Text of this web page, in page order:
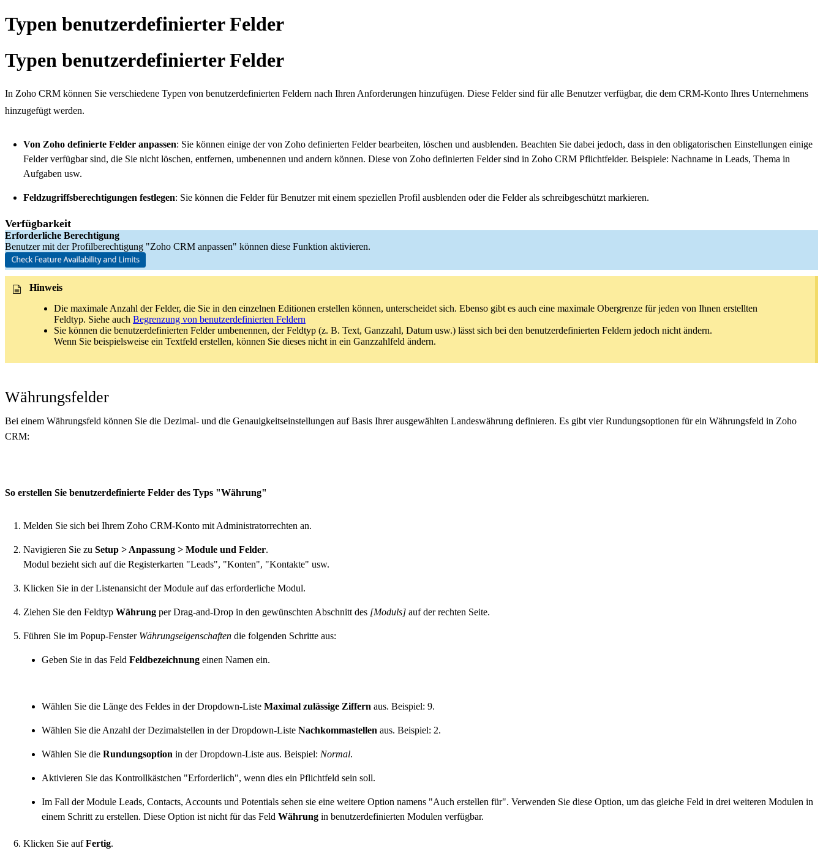
Typen benutzerdefinierter Felder
Typen benutzerdefinierter Felder
In Zoho CRM können Sie verschiedene Typen von benutzerdefinierten Feldern nach Ihren Anforderungen hinzufügen. Diese Felder sind für alle Benutzer verfügbar, die dem CRM-Konto Ihres Unternehmens
hinzugefügt werden.
Von Zoho definierte Felder anpassen: Sie können einige der von Zoho definierten Felder bearbeiten, löschen und ausblenden. Beachten Sie dabei jedoch, dass in den obligatorischen Einstellungen einige
Felder verfügbar sind, die Sie nicht löschen, entfernen, umbenennen und andern können. Diese von Zoho definierten Felder sind in Zoho CRM Pflichtfelder. Beispiele: Nachname in Leads, Thema in
Aufgaben usw.
Feldzugriffsberechtigungen festlegen: Sie können die Felder für Benutzer mit einem speziellen Profil ausblenden oder die Felder als schreibgeschützt markieren.
Verfügbarkeit
Erforderliche Berechtigung
Benutzer mit der Profilberechtigung "Zoho CRM anpassen" können diese Funktion aktivieren.
Hinweis
Die maximale Anzahl der Felder, die Sie in den einzelnen Editionen erstellen können, unterscheidet sich. Ebenso gibt es auch eine maximale Obergrenze für jeden von Ihnen erstellten
Feldtyp. Siehe auch Begrenzung von benutzerdefinierten Feldern
Sie können die benutzerdefinierten Felder umbenennen, der Feldtyp (z. B. Text, Ganzzahl, Datum usw.) lässt sich bei den benutzerdefinierten Feldern jedoch nicht ändern.
Wenn Sie beispielsweise ein Textfeld erstellen, können Sie dieses nicht in ein Ganzzahlfeld ändern.
Währungsfelder
Bei einem Währungsfeld können Sie die Dezimal- und die Genauigkeitseinstellungen auf Basis Ihrer ausgewählten Landeswährung definieren. Es gibt vier Rundungsoptionen für ein Währungsfeld in Zoho
CRM:
So erstellen Sie benutzerdefinierte Felder des Typs "Währung"
Melden Sie sich bei Ihrem Zoho CRM-Konto mit Administratorrechten an.
Navigieren Sie zu Setup > Anpassung > Module und Felder.
Modul bezieht sich auf die Registerkarten "Leads", "Konten", "Kontakte" usw.
Klicken Sie in der Listenansicht der Module auf das erforderliche Modul.
Ziehen Sie den Feldtyp Währung per Drag-and-Drop in den gewünschten Abschnitt des [Moduls] auf der rechten Seite.
Führen Sie im Popup-Fenster Währungseigenschaften die folgenden Schritte aus:
Geben Sie in das Feld Feldbezeichnung einen Namen ein.
Wählen Sie die Länge des Feldes in der Dropdown-Liste Maximal zulässige Ziffern aus. Beispiel: 9.
Wählen Sie die Anzahl der Dezimalstellen in der Dropdown-Liste Nachkommastellen aus. Beispiel: 2.
Wählen Sie die Rundungsoption in der Dropdown-Liste aus. Beispiel: Normal.
Aktivieren Sie das Kontrollkästchen "Erforderlich", wenn dies ein Pflichtfeld sein soll.
Im Fall der Module Leads, Contacts, Accounts und Potentials sehen sie eine weitere Option namens "Auch erstellen für". Verwenden Sie diese Option, um das gleiche Feld in drei weiteren Modulen in
einem Schritt zu erstellen. Diese Option ist nicht für das Feld Währung in benutzerdefinierten Modulen verfügbar.
Klicken Sie aufFertig.